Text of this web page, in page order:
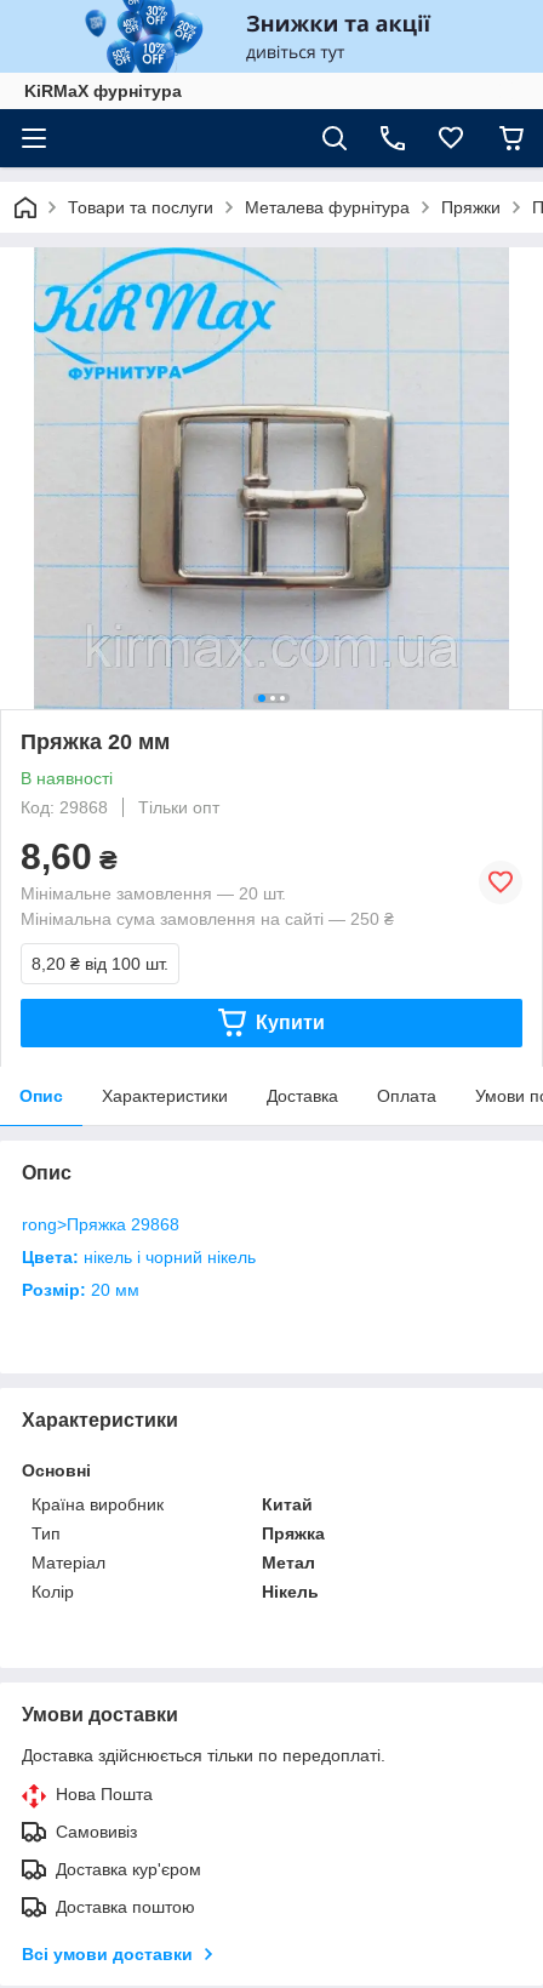
KiRMaХ фурнітура
Товари та послуги Металева фурнітура Пряжки
Пряжка 20 мм
В наявності
Код: 29868
Тільки опт
8,60 ₴
Мінімальне замовлення — 20 шт.
Мінімальна сума замовлення на сайті — 250 ₴
8,20 ₴ від 100 шт.
Купити
Опис Характеристики Доставка Оплата Умови
Опис
rong>Пряжка 29868
Цвета: нікель і чорний нікель
Розмір: 20 мм
Характеристики
Основні
Країна виробник
Китай
Тип
Пряжка
Матеріал
Метал
Колір
Нікель
Умови доставки
Доставка здійснюється тільки по передоплаті.
Нова Пошта
Самовивіз
Доставка кур'єром
Доставка поштою
Всі умови доставки